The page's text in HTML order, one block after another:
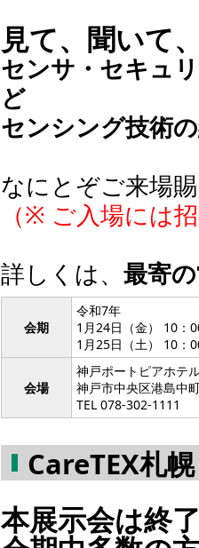
見て、聞いて
センサ・セキュ
ど
センシング技術
なにとぞご来場
（※ ご入場には
詳しくは、 最寄
会期
令和7年
1月24日（金） 10：
1月25日（土） 10：
会場
神戸ポートピアホ
神戸市中央区港島中
TEL 078-302-1111
CareTEX札
本展示会は終